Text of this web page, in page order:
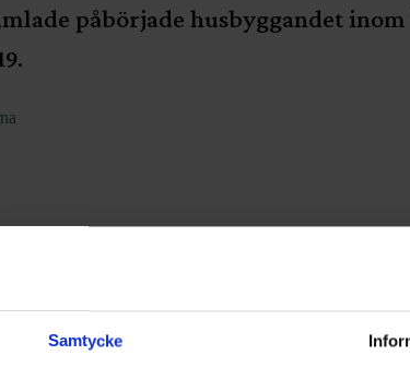
Samtycke
påbörjade husbyggandet